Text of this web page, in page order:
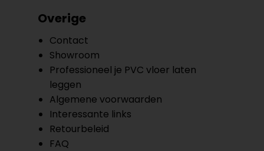
Overige
Contact
Showroom
Professioneel je PVC vloer laten
leggen
Algemene voorwaarden
Interessante links
Retourbeleid
FAQ